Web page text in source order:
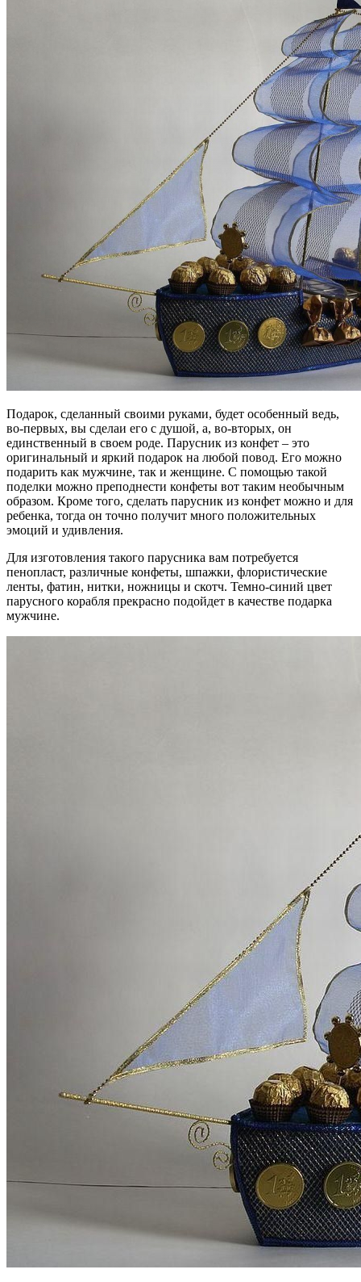
Подарок, сделанный своими руками, будет особенный ведь,
во-первых, вы сделаи его с душой, а, во-вторых, он
единственный в своем роде. Парусник из конфет – это
оригинальный и яркий подарок на любой повод. Его можно
подарить как мужчине, так и женщине. С помощью такой
поделки можно преподнести конфеты вот таким необычным
образом. Кроме того, сделать парусник из конфет можно и для
ребенка, тогда он точно получит много положительных
эмоций и удивления.
Для изготовления такого парусника вам потребуется
пенопласт, различные конфеты, шпажки, флористические
ленты, фатин, нитки, ножницы и скотч. Темно-синий цвет
парусного корабля прекрасно подойдет в качестве подарка
мужчине.